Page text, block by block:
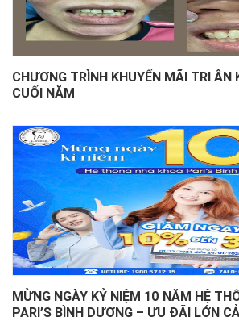
CHƯƠNG TRÌNH KHUYẾN MÃI TRI ÂN
CUỐI NĂM
MỪNG NGÀY KỶ NIỆM 10 NĂM HỆ
PARI’S BÌNH DƯƠNG – ƯU ĐÃI LỚN